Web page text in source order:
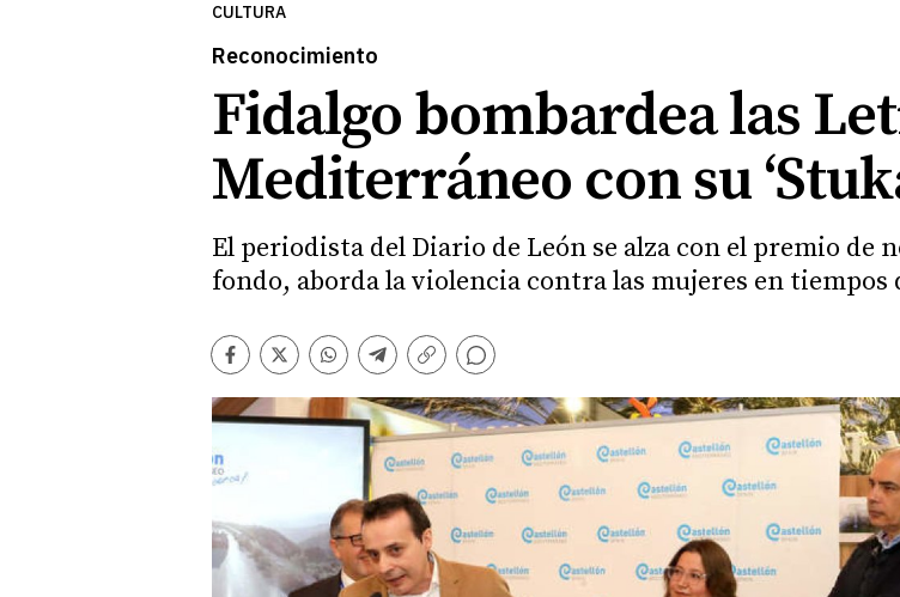
CULTURA
Reconocimiento
Fidalgo bombardea las
Mediterráneo con su
El periodista del Diario de León se alza con el premio de
fondo, aborda la violencia contra las mujeres en tiempos
Facebook
TwitterWhatsapp
Telegram
Copiar
enlace
Comentarios